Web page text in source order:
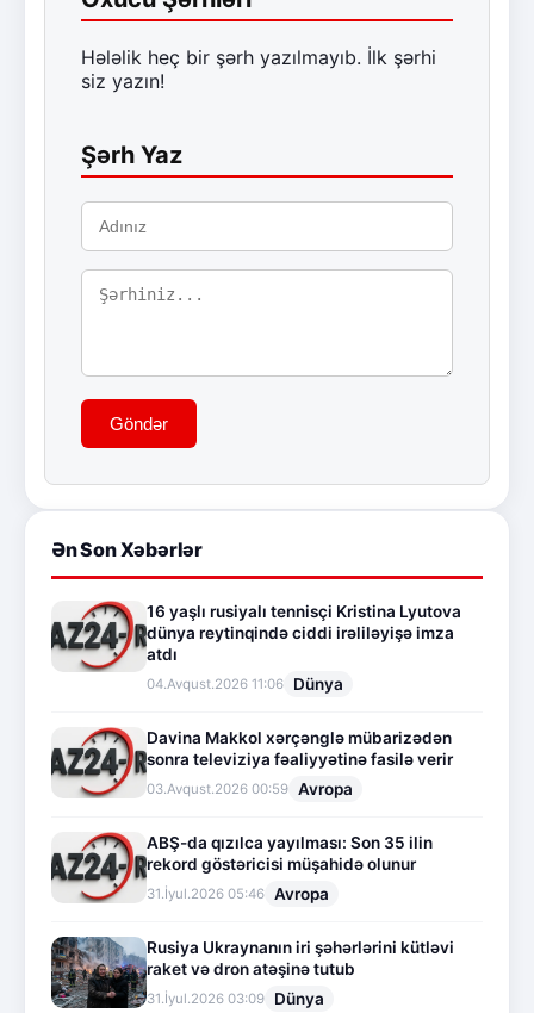
Hələlik heç bir şərh yazılmayıb. İlk şərhi
siz yazın!
Şərh Yaz
Göndər
Ən Son Xəbərlər
16 yaşlı rusiyalı tennisçi Kristina Lyutova
dünya reytinqində ciddi irəliləyişə imza
atdı
04.Avqust.2026 11:06 Dünya
Davina Makkol xərçənglə mübarizədən
sonra televiziya fəaliyyətinə fasilə verir
03.Avqust.2026 00:59 Avropa
ABŞ-da qızılca yayılması: Son 35 ilin
rekord göstəricisi müşahidə olunur
31.İyul.2026 05:46 Avropa
Rusiya Ukraynanın iri şəhərlərini kütləvi
raket və dron atəşinə tutub
31.İyul.2026 03:09 Dünya